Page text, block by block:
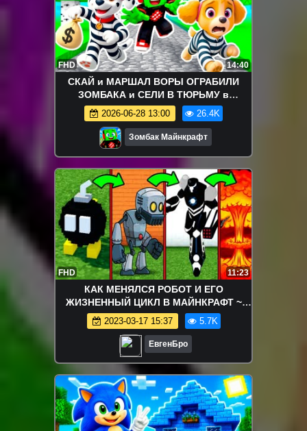
FHD 14:40
СКАЙ и МАРШАЛ ВОРЫ ОГРАБИЛИ
ЗОМБАКА и СЕЛИ В ТЮРЬМУ в
МАЙНКРАФТ ЩЕНЯЧИЙ ПАТРУЛЬ
2026-06-28 13:00 26.4K
Зомбак Майнкрафт
FHD 11:23
КАК МЕНЯЛСЯ РОБОТ И ЕГО
ЖИЗНЕННЫЙ ЦИКЛ В МАЙНКРАФТ ~
ЭВОЛЮЦИЯ РОБОТА В MINECRAFT
ROBOT Мультик
2023-03-17 15:37 5.7K
ЕвгенБро